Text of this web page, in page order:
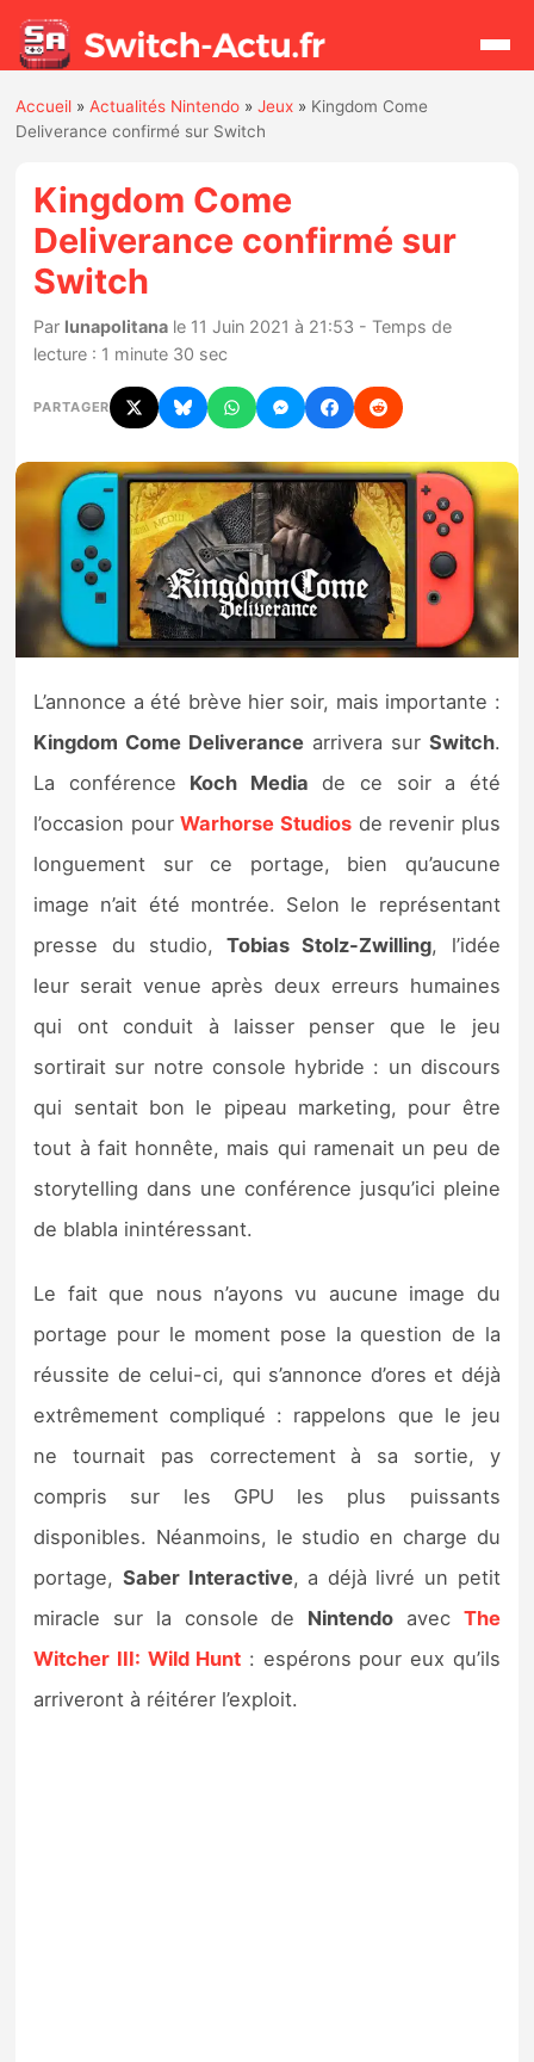
Actualités
Jeux
Hardware
Mises à jour
Chiffres de ventes
Rumeurs
Nintendo Direct
Tests et previews
Tests de jeux
Tests d’accessoires
Autres tests
Previews
Précommandes
Précommandes jeux Switch 2
Sorties de jeux
Bons plans
Guides
Accueil »Actualités Nintendo »Jeux » Kingdom Come
Deliverance confirmé sur Switch
Kingdom Come
Deliverance confirmé sur
Switch
Par lunapolitana le 11 Juin 2021 à 21:53 - Temps de
lecture : 1 minute 30 sec
PARTAGER
L’annonce a été brève hier soir, mais importante :
Kingdom Come Deliverance arrivera sur Switch.
La conférence Koch Media de ce soir a été
l’occasion pourWarhorse Studios de revenir plus
longuement sur ce portage, bien qu’aucune
image n’ait été montrée. Selon le représentant
presse du studio,Tobias Stolz-Zwilling, l’idée
leur serait venue après deux erreurs humaines
qui ont conduit à laisser penser que le jeu
sortirait sur notre console hybride : un discours
qui sentait bon le pipeau marketing, pour être
tout à fait honnête, mais qui ramenait un peu de
storytelling dans une conférence jusqu’ici pleine
de blabla inintéressant.
Le fait que nous n’ayons vu aucune image du
portage pour le moment pose la question de la
réussite de celui-ci, qui s’annonce d’ores et déjà
extrêmement compliqué : rappelons que le jeu
ne tournait pas correctement à sa sortie, y
compris sur les GPU les plus puissants
disponibles. Néanmoins, le studio en charge du
portage, Saber Interactive, a déjà livré un petit
miracle sur la console de Nintendo avec The
Witcher III: Wild Hunt : espérons pour eux qu’ils
arriveront à réitérer l’exploit.